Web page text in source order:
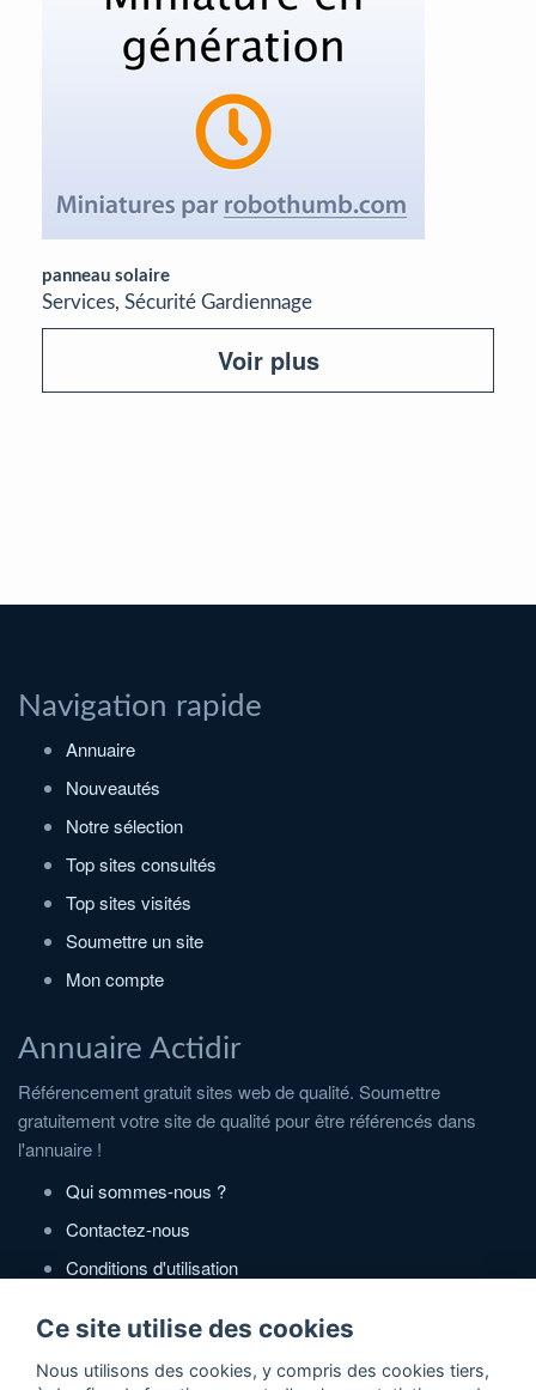
panneau solaire
Services, Sécurité Gardiennage
Voir plus
Navigation rapide
Annuaire
Nouveautés
Notre sélection
Top sites consultés
Top sites visités
Soumettre un site
Mon compte
Annuaire Actidir
Référencement gratuit sites web de qualité. Soumettre
gratuitement votre site de qualité pour être référencés dans
l'annuaire !
Qui sommes-nous ?
Contactez-nous
Conditions d'utilisation
Partenaires
Ce site utilise des cookies
Nous utilisons des cookies, y compris des cookies tiers,